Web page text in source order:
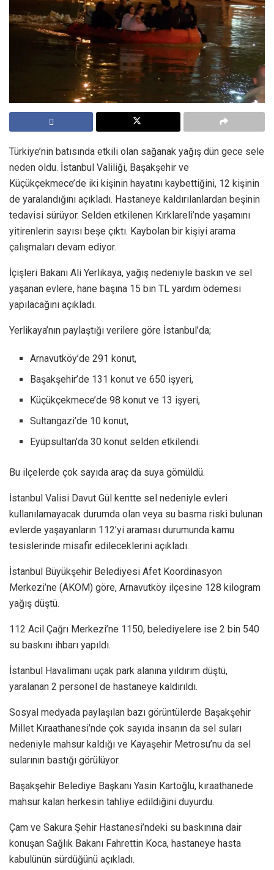
Türkiye’nin batısında etkili olan sağanak yağış dün gece sele
neden oldu. İstanbul Valiliği, Başakşehir ve
Küçükçekmece’de iki kişinin hayatını kaybettiğini, 12 kişinin
de yaralandığını açıkladı. Hastaneye kaldırılanlardan beşinin
tedavisi sürüyor. Selden etkilenen Kırklareli’nde yaşamını
yitirenlerin sayısı beşe çıktı. Kaybolan bir kişiyi arama
çalışmaları devam ediyor.
İçişleri Bakanı Ali Yerlikaya, yağış nedeniyle baskın ve sel
yaşanan evlere, hane başına 15 bin TL yardım ödemesi
yapılacağını açıkladı.
Yerlikaya’nın paylaştığı verilere göre İstanbul’da;
Arnavutköy’de 291 konut,
Başakşehir’de 131 konut ve 650 işyeri,
Küçükçekmece’de 98 konut ve 13 işyeri,
Sultangazi’de 10 konut,
Eyüpsultan’da 30 konut selden etkilendi.
Bu ilçelerde çok sayıda araç da suya gömüldü.
İstanbul Valisi Davut Gül kentte sel nedeniyle evleri
kullanılamayacak durumda olan veya su basma riski bulunan
evlerde yaşayanların 112’yi araması durumunda kamu
tesislerinde misafir edileceklerini açıkladı.
İstanbul Büyükşehir Belediyesi Afet Koordinasyon
Merkezi’ne (AKOM) göre, Arnavutköy ilçesine 128 kilogram
yağış düştü.
112 Acil Çağrı Merkezi’ne 1150, belediyelere ise 2 bin 540
su baskını ihbarı yapıldı.
İstanbul Havalimanı uçak park alanına yıldırım düştü,
yaralanan 2 personel de hastaneye kaldırıldı.
Sosyal medyada paylaşılan bazı görüntülerde Başakşehir
Millet Kıraathanesi’nde çok sayıda insanın da sel suları
nedeniyle mahsur kaldığı ve Kayaşehir Metrosu’nu da sel
sularının bastığı görülüyor.
Başakşehir Belediye Başkanı Yasin Kartoğlu, kıraathanede
mahsur kalan herkesin tahliye edildiğini duyurdu.
Çam ve Sakura Şehir Hastanesi’ndeki su baskınına dair
konuşan Sağlık Bakanı Fahrettin Koca, hastaneye hasta
kabulünün sürdüğünü açıkladı.